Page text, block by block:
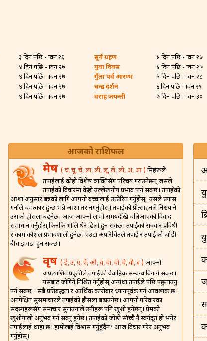
३ दिन पछि - श्रावन २६
४ दिन पछि - श्रावन २७
४ दिन पछि - श्रावन २७
४ दिन पछि - श्रावन २७
४ दिन पछि - श्रावन २७
सूर्य ग्रहण
४ दिन पछि - श्रावन २७
युवा दिवस
४ दिन पछि - श्रावन २७
गुँला पर्व आरम्भ
५ दिन पछि - श्रावन २८
चन्द्र दर्शन
६ दिन पछि - श्रावन २९
वराह जयन्ती
७ दिन पछि - श्रावन ३०
आजको राशिफल
मेष( च, चू, चे, ला, ली, लू, ले, लो, अ, आ )मित्रहरूले
तपाईंलाई कोही विशेष व्यक्तिसँग परिचय गराउनेछन् जसले
तपाईंको विचारमा केही उल्लेखनीय प्रभाव पार्न सक्छ। तपाईँको
आशा अनुसार बन्नको लागि आफ्नो बच्चालाई उत्प्रेरित गर्नुहोस्। उसले प्रयास
गर्नाले चमत्कार हुन्छ भन्ने आशा तर नगर्नुहोस्। तपाईंको प्रोत्साहनले निश्चय नै
उसको हौसला बढ्नेछ। आज आफ्नो लामो समयदेखि चलिआएको विवाद
समाधान गर्नुहोस् किनकि भोलि धेरै ढिलो हुन सक्छ। तपाईंको सञ्चार प्रविधी
र काम कौशल प्रभावशाली हुनेछ। एउटा अपरिचितले तपाईं र तपाईंको जोडी
बीच झगडा हुन सक्छ।
वृष( ई, उ, ए, ऐ, ओ, व, वा, वो, वे, वौ, वं )आफ्नो
अप्रत्याशित प्रकृतिले तपाईंको वैवाहिक सम्बन्ध बिगार्न सक्छ।
यसबाट जोगिने निश्चित गर्नुहोस् अन्यथा तपाईंले पछि पछुताउनु
पर्न सक्छ । सबै प्रतिबद्धता र आर्थिक कारोबार ध्यानपूर्वक गर्न आवश्यक छ।
अनपेक्षित सुसमाचारले तपाईंको हौसला बढाउनेछ। आफ्नो परिवारका
सदस्यहरूसँग समाचार सुनाउनाले उनीहरू पनि खुशी हुनेछन्। प्रेमको
खुशीयाली अनुभव गर्न सक्नु हुनेछ। तपाईंको जोडी साँच्चै नै स्वर्गदूत हो भनेर
तपाईंलाई थाहा छ। हामीलाई विश्वास गर्नुहुँदैन? आज विचार गरेर अनुभव
गर्नुहोस्।